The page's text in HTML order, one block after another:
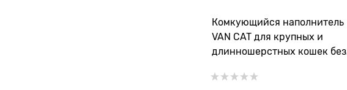
Комкующийся наполнитель
VAN CAT для крупных и
длинношерстных кошек без